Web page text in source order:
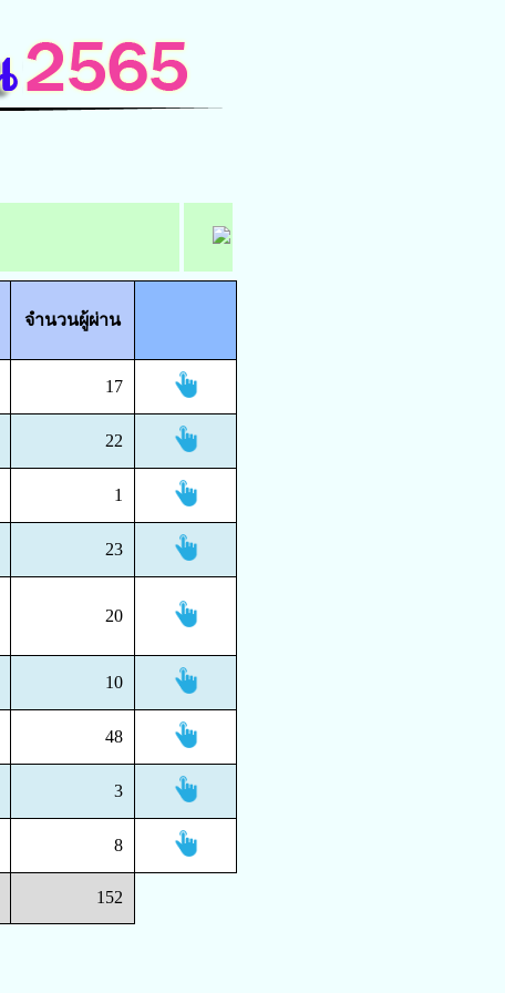
จำนวนผู้ผ่าน
17
22
1
23
20
10
48
3
8
152